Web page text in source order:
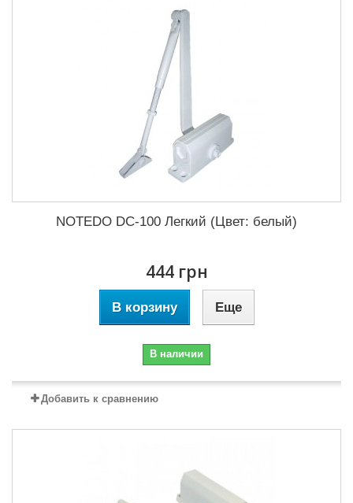
NOTEDO DC-100 Легкий (Цвет: белый)
444 грн
В корзину Еще
В наличии
Добавить к сравнению